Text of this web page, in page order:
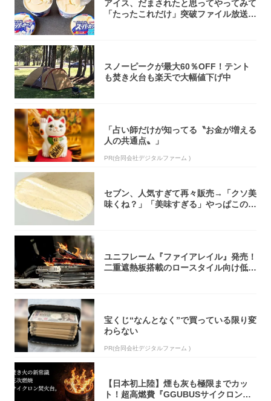
アイス、だまされたと思ってやってみて
「たったこれだけ」突破ファイル放送で
スノーピークが最大60％OFF！テント
も焚き火台も楽天で大幅値下げ中
「占い師だけが知ってる〝お金が増える
人の共通点〟」
PR(合同会社デジタルファーム )
セブン、人気すぎて再々販売→「クソ美
味くね？」「美味すぎる」やっぱこのク
ユニフレーム『ファイアレイル』発売！
二重遮熱板搭載のロースタイル向け低型
宝くじ“なんとなく”で買っている限り変
わらない
PR(合同会社デジタルファーム )
【日本初上陸】煙も灰も極限までカッ
ト！超高燃費『GGUBUSサイクロン焚